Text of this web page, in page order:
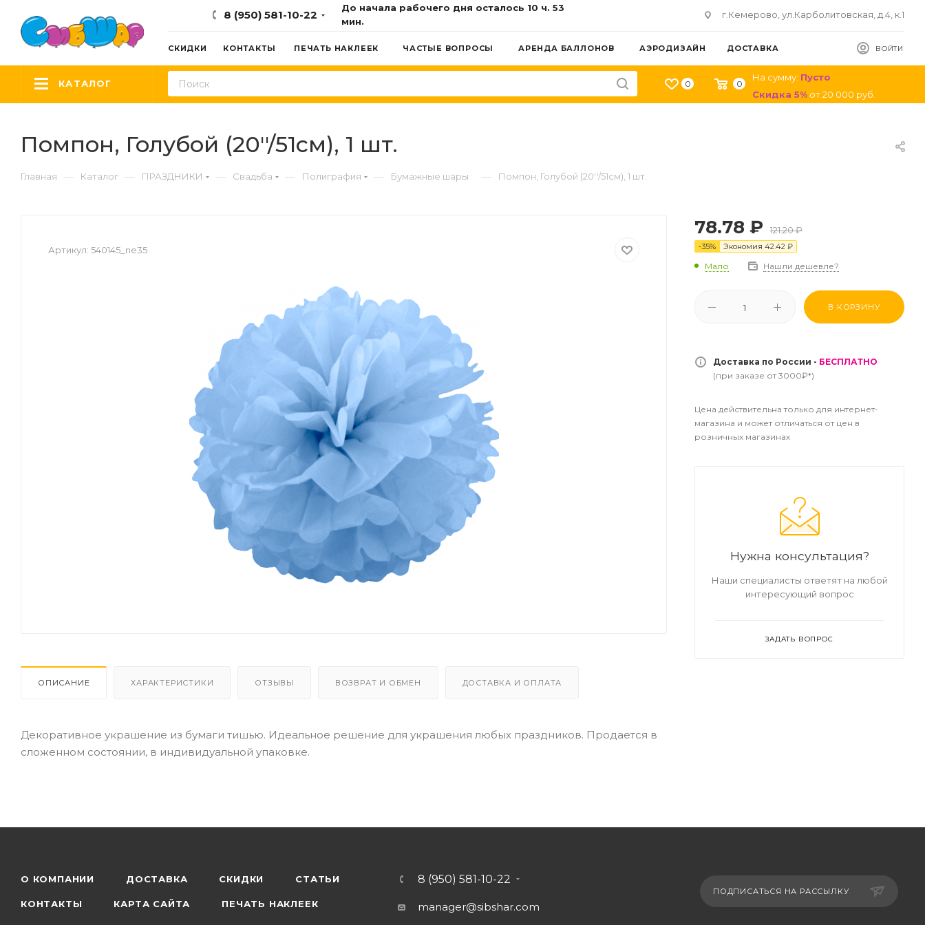
8 (950) 581-10-22
До начала рабочего дня осталось 10 ч. 53
мин.
г.Кемерово, ул.Карболитовская, д.4, к.1
ВОЙТИ
СКИДКИ КОНТАКТЫ ПЕЧАТЬ НАКЛЕЕК ЧАСТЫЕ ВОПРОСЫ АРЕНДА БАЛЛОНОВ АЭРОДИЗАЙН ДОСТАВКА
0 0
На сумму: Пусто
Скидка 5% от20 000 руб.
КАТАЛОГ
Помпон, Голубой (20''/51см), 1 шт.
Главная — Каталог — ПРАЗДНИКИ — Свадьба — Полиграфия — Бумажные шары — Помпон, Голубой (20''/51см), 1 шт.
Артикул: 540145_ne35
ОПИСАНИЕ ХАРАКТЕРИСТИКИ ОТЗЫВЫ ВОЗВРАТ И ОБМЕН ДОСТАВКА И ОПЛАТА
Декоративное украшение из бумаги тишью. Идеальное решение для украшения любых праздников. Продается в
сложенном состоянии, в индивидуальной упаковке.
78.78 ₽ 121.20₽
-35% Экономия 42.42 ₽
Мало Нашли дешевле?
В КОРЗИНУ
Доставка по России - БЕСПЛАТНО
(при заказе от 3000₽*)
Цена действительна только для интернет-
магазина и может отличаться от цен в
розничных магазинах
Нужна консультация?
Наши специалисты ответят на любой
интересующий вопрос
ЗАДАТЬ ВОПРОС
О КОМПАНИИ ДОСТАВКА СКИДКИ СТАТЬИ
КОНТАКТЫ КАРТА САЙТА ПЕЧАТЬ НАКЛЕЕК
8 (950) 581-10-22
manager@sibshar.com
ПОДПИСАТЬСЯ НА РАССЫЛКУ